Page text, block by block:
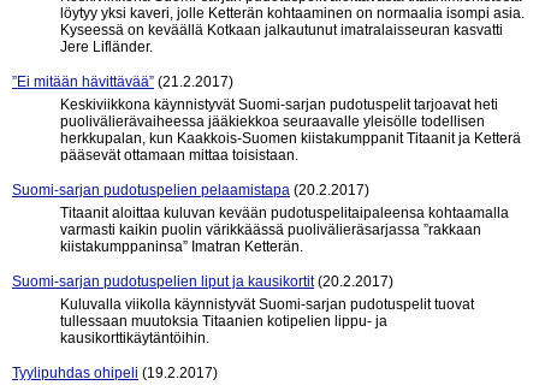
löytyy yksi kaveri, jolle Ketterän kohtaaminen on normaalia isompi asia.
Kyseessä on keväällä Kotkaan jalkautunut imatralaisseuran kasvatti
Jere Lifländer.
”Ei mitään hävittävää” (21.2.2017)
Keskiviikkona käynnistyvät Suomi-sarjan pudotuspelit tarjoavat heti
puolivälierävaiheessa jääkiekkoa seuraavalle yleisölle todellisen
herkkupalan, kun Kaakkois-Suomen kiistakumppanit Titaanit ja Ketterä
pääsevät ottamaan mittaa toisistaan.
Suomi-sarjan pudotuspelien pelaamistapa (20.2.2017)
Titaanit aloittaa kuluvan kevään pudotuspelitaipaleensa kohtaamalla
varmasti kaikin puolin värikkäässä puolivälieräsarjassa ”rakkaan
kiistakumppaninsa” Imatran Ketterän.
Suomi-sarjan pudotuspelien liput ja kausikortit (20.2.2017)
Kuluvalla viikolla käynnistyvät Suomi-sarjan pudotuspelit tuovat
tullessaan muutoksia Titaanien kotipelien lippu- ja
kausikorttikäytäntöihin.
Tyylipuhdas ohipeli (19.2.2017)